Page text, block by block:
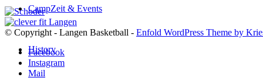
CampZeit & Events
History
© Copyright - Langen Basketball - Enfold WordPress Theme by
Facebook
Instagram
Mail